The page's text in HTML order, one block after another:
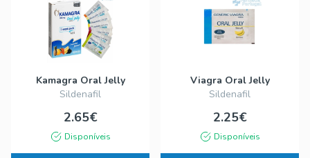
Kamagra Oral Jelly
Sildenafil
2.65€
Disponíveis
Viagra Oral Jelly
Sildenafil
2.25€
Disponíveis